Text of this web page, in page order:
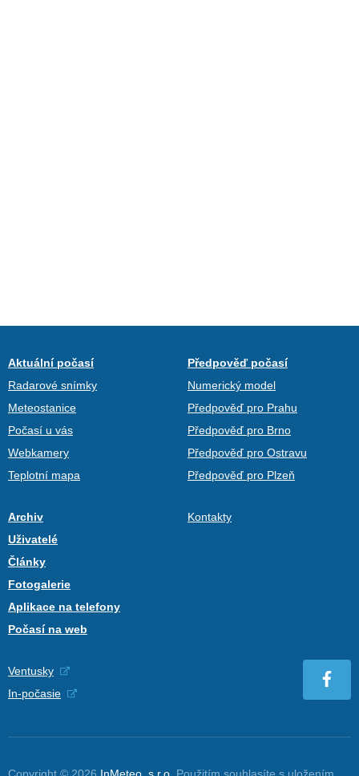
Aktuální počasí
Radarové snímky
Meteostanice
Počasí u vás
Webkamery
Teplotní mapa
Předpověď počasí
Numerický model
Předpověď pro Prahu
Předpověď pro Brno
Předpověď pro Ostravu
Předpověď pro Plzeň
Archiv
Uživatelé
Články
Fotogalerie
Aplikace na telefony
Počasí na web
Kontakty
Ventusky
In-počasie
Copyright © 2026 InMeteo, s.r.o. Použitím souhlasíte s uložením